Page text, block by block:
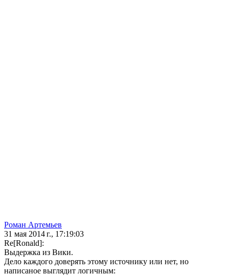
Роман Артемьев
31 мая 2014 г., 17:19:03
Re[Ronald]:
Выдержка из Вики.
Дело каждого доверять этому источнику или нет, но
написаное выглядит логичным: